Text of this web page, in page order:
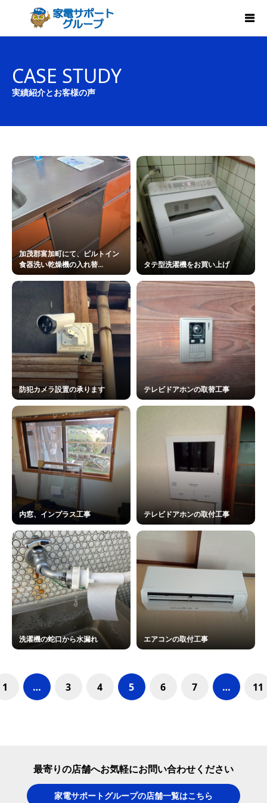
CASE STUDY
実績紹介とお客様の声
加茂郡富加町にて、ビルトイン
食器洗い乾燥機の入れ替...
タテ型洗濯機をお買い上げ
防犯カメラ設置の承ります テレビドアホンの取替工事
内窓、インプラス工事 テレビドアホンの取付工事
洗濯機の蛇口から水漏れ エアコンの取付工事
1 … 3 4 5 6 7 … 11
最寄りの店舗へお気軽にお問い合わせください
家電サポートグループの店舗一覧はこちら